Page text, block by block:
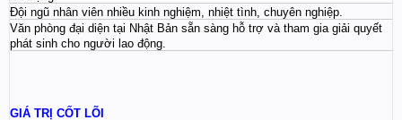
Đội ngũ nhân viên nhiều kinh nghiệm, nhiệt tình, chuyên nghiệp.
Văn phòng đại diện tại Nhật Bản sẵn sàng hỗ trợ và tham gia giải quyết
phát sinh cho người lao động.
GIÁ TRỊ CỐT LÕI